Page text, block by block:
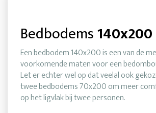
Bedbodems140x200
Een bedbodem 140x200 is een van de
voorkomende maten voor een
Let er echter wel op dat veelal ook
twee bedbodems 70x200 om meer
op het ligvlak bij twee personen.